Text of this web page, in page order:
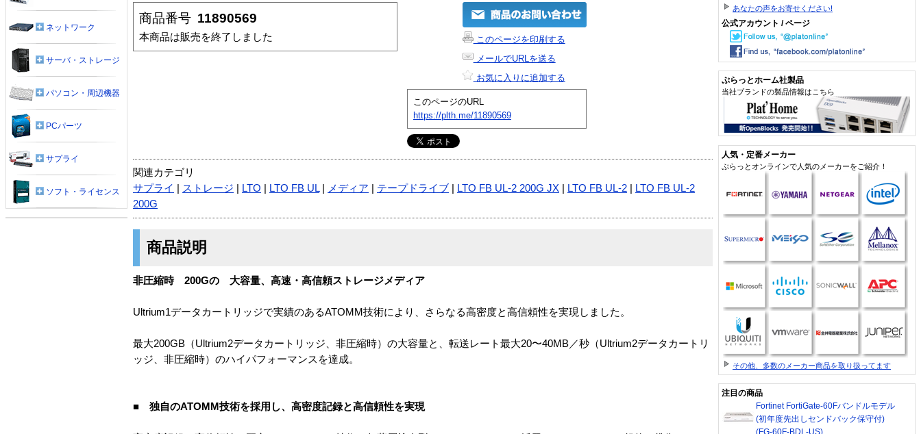
商品番号 11890569
本商品は販売を終了しました
このページを印刷する
メールでURLを送る
お気に入りに追加する
このページのURL
https://plth.me/11890569
関連カテゴリ
サプライ
ストレージ LTO LTO FB UL| メディア テープドライブ LTO FB UL-2 200G JX LTO FB UL-2
LTO FB UL-2
200G
商品説明
非圧縮時 200Gの 大容量、高速・高信頼ストレージメディア
Ultrium1データカートリッジで実績のあるATOMM技術により、さらなる高密度と高信頼性を実現しました。
最大200GB（Ultrium2データカートリッジ、非圧縮時）の大容量と、転送レート最大20〜40MB／秒（Ultrium2データカートリ
ッジ、非圧縮時）のハイパフォーマンスを達成。
■ 独自のATOMM技術を採用し、高密度記録と高信頼性を実現
ネットワーク
サーバ・ストレージ
パソコン・周辺機器
PCパーツ
サプライ
ソフト・ライセンス
あなたの声をお寄せください!
公式アカウント / ページ
ぷらっとホーム社製品
当社ブランドの製品情報はこちら
人気・定番メーカー
ぷらっとオンラインで人気のメーカーをご紹介！
その他、多数のメーカー商品を取り扱ってます
注目の商品
Fortinet FortiGate-60Fバンドルモデル
(初年度先出しセンドバック保守付)
(FG-60F-BDL-US)